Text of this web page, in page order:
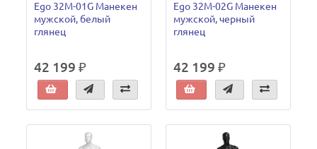
Ego 32M-01G Манекен
мужской, белый
глянец
42 199 ₽
Ego 32M-02G Манекен
мужской, черный
глянец
42 199 ₽